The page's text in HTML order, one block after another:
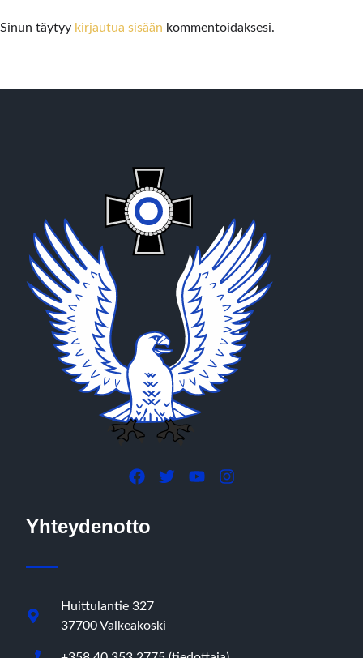
Sinun täytyy kirjautua sisään kommentoidaksesi.
Yhteydenotto
Huittulantie 327
37700 Valkeakoski